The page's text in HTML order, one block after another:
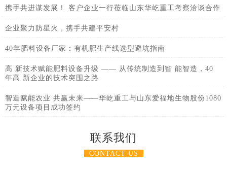
携手共进谋发展！ 客户企业一行莅临山东华屹重工考察洽谈合作
企业聚力防星火，携手共建平安村
40年肥料设备厂家：有机肥生产线选型避坑指南
高 新技术赋能肥料设备升级 —— 从传统制造到智 能智造，40
年高 新企业的技术突围之路
智造赋能农业 共赢未来——华屹重工与山东爱福地生物股份1080
万元设备项目成功签约
联系我们
CONTACT US